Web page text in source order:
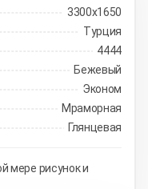
3300х1650
Турция
4444
Бежевый
Эконом
Мраморная
Глянцевая
мере рисунок и